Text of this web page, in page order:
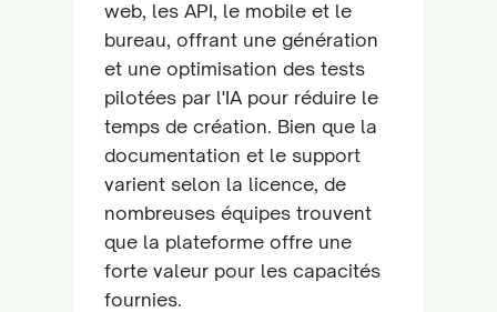
web, les API, le mobile et le
bureau, offrant une génération
et une optimisation des tests
pilotées par l'IA pour réduire le
temps de création. Bien que la
documentation et le support
varient selon la licence, de
nombreuses équipes trouvent
que la plateforme offre une
forte valeur pour les capacités
fournies.